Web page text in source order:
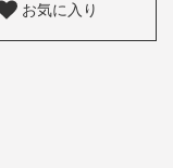
お気に入り